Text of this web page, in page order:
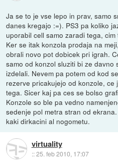
Ja se to je vse lepo in prav, samo
danes kregajo :=). PS3 pa koliko
uporabil cell samo zaradi tega,
Ker se itak konzola prodaja na
obrali novo pot dobicek pri igrah.
samo od konzol sluziti bi ze davno
izdelali. Nevem pa potem od kod
rezerve pricakujejo od konzole, ce
tega. Sicer kaj pa ces se bolso
Konzole so ble pa vedno
sedenje pol metra stran od
kaki dirkacini al nogometu.
virtuality
::25. feb 2010, 17:07